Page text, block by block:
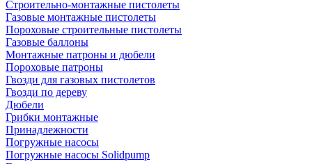
Строительно-монтажные пистолеты
Газовые монтажные пистолеты
Пороховые строительные пистолеты
Газовые баллоны
Монтажные патроны и дюбели
Пороховые патроны
Гвозди для газовых пистолетов
Гвозди по дереву
Дюбели
Грибки монтажные
Принадлежности
Погружные насосы
Погружные насосы Solidpump